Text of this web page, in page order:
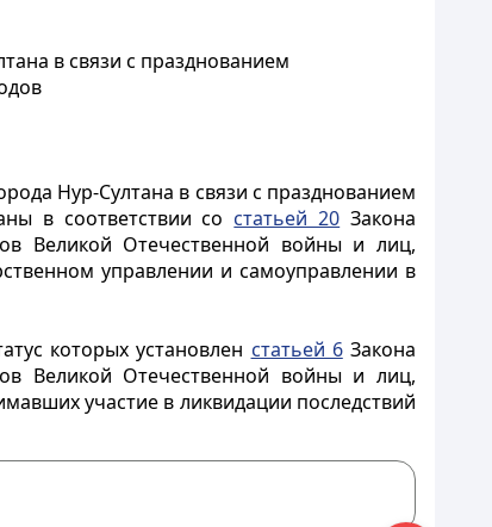
в связи с празднованием
Нур-Султана в связи с празднованием
в соответствии со статьей 20 Закона
Великой Отечественной войны и лиц,
управлении и самоуправлении в
которых установлен статьей 6Закона
Великой Отечественной войны и лиц,
участие в ликвидации последствий